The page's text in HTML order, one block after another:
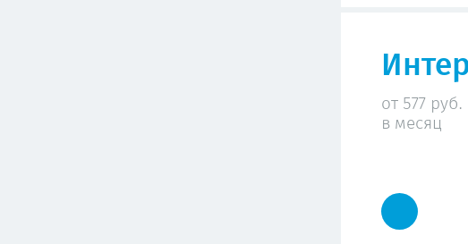
от 577 руб.
в месяц